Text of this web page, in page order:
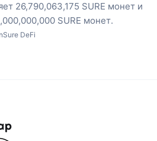
26,790,063,175 SURE монет и
SURE монет.
DeFi